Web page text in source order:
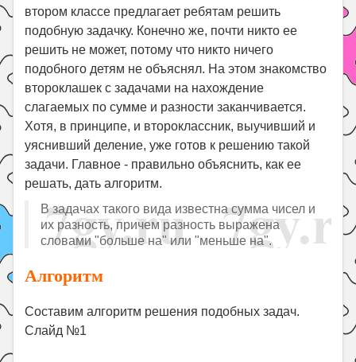
втором классе предлагает ребятам решить
подобную задачку. Конечно же, почти никто ее
решить не может, потому что никто ничего
подобного детям не объяснял. На этом знакомство
второклашек с задачами на нахождение
слагаемых по сумме и разности заканчивается.
Хотя, в принципе, и второклассник, выучивший и
уяснивший деление, уже готов к решению такой
задачи. Главное - правильно объяснить, как ее
решать, дать алгоритм.
В задачах такого вида известна сумма чисел и
их разность, причем разность выражена
словами "больше на" или "меньше на".
Алгоритм
Составим алгоритм решения подобных задач.
Слайд №1